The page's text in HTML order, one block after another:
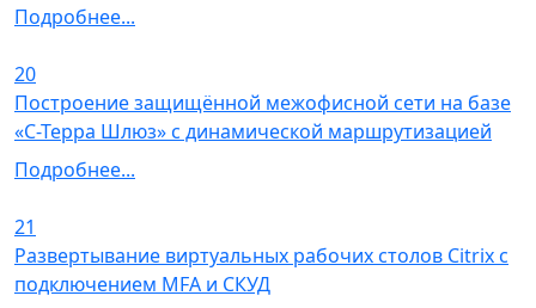
Подробнее...
20
Построение защищённой межофисной сети на базе
«С-Терра Шлюз» с динамической маршрутизацией
Подробнее...
21
Развертывание виртуальных рабочих столов Citrix с
подключением MFA и СКУД